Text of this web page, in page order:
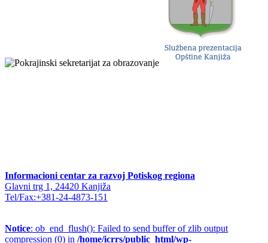
Informacioni centar za razvoj Potiskog regiona
Glavni trg 1, 24420 Kanjiža
Tel/Fax:+381-24-4873-151
Notice: ob_end_flush(): Failed to send buffer of zlib output
compression (0) in /home/icrrs/public_html/wp-